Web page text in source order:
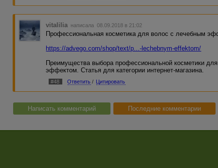
vitalilia написала 08.09.2018 в 21:02
Профессиональная косметика для волос с лечебным
https://advego.com/shop/text/p...-lechebnym-effektom/
Преимущества выбора профессиональной косметики
эффектом. Статья для категории интернет-магазина.
#48 Ответить / Цитировать
Написать комментарий Последние комментарии